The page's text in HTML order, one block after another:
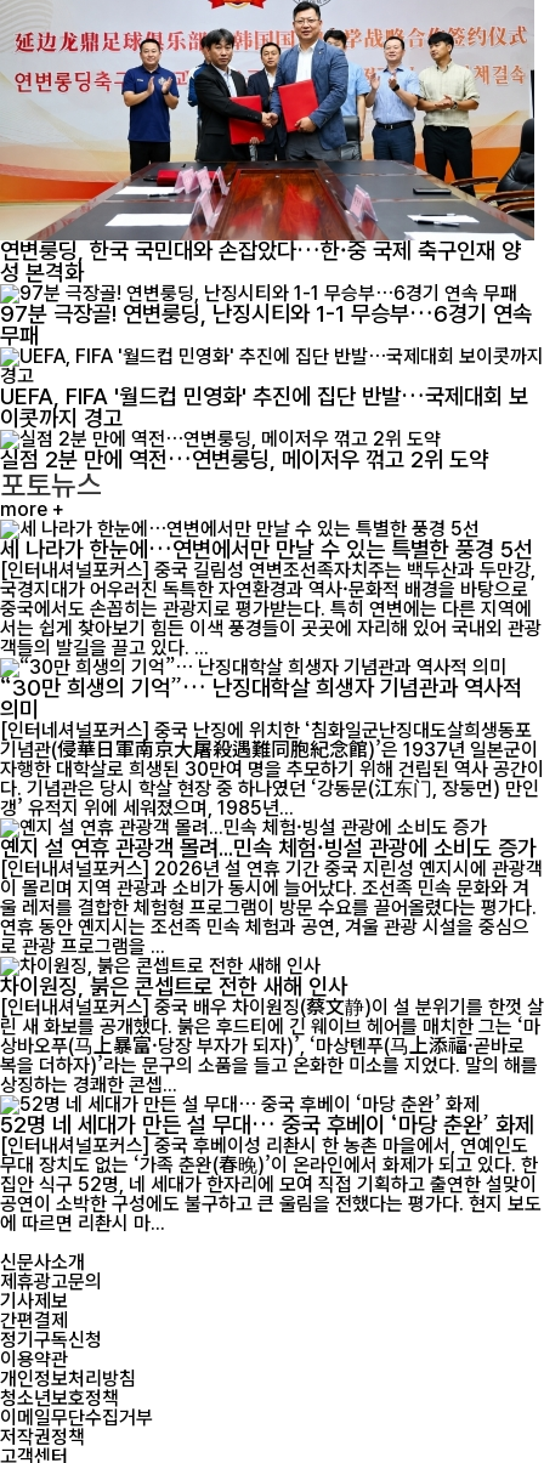
연변룽딩, 한국 국민대와 손잡았다…한·중 국제 축구인재 양
성 본격화
97분 극장골! 연변룽딩, 난징시티와 1-1 무승부…6경기 연속
무패
UEFA, FIFA '월드컵 민영화' 추진에 집단 반발…국제대회 보
이콧까지 경고
실점 2분 만에 역전…연변룽딩, 메이저우 꺾고 2위 도약
포토뉴스
more +
세 나라가 한눈에…연변에서만 만날 수 있는 특별한 풍경 5선
[인터내셔널포커스] 중국 길림성 연변조선족자치주는 백두산과 두만강,
국경지대가 어우러진 독특한 자연환경과 역사·문화적 배경을 바탕으로
중국에서도 손꼽히는 관광지로 평가받는다. 특히 연변에는 다른 지역에
서는 쉽게 찾아보기 힘든 이색 풍경들이 곳곳에 자리해 있어 국내외 관광
객들의 발길을 끌고 있다. ...
“30만 희생의 기억”… 난징대학살 희생자 기념관과 역사적
의미
[인터네셔널포커스] 중국 난징에 위치한 ‘침화일군난징대도살희생동포
기념관(侵華日軍南京大屠殺遇難同胞紀念館)’은 1937년 일본군이
자행한 대학살로 희생된 30만여 명을 추모하기 위해 건립된 역사 공간이
다. 기념관은 당시 학살 현장 중 하나였던 ‘강동문(江东门, 장둥먼) 만인
갱’ 유적지 위에 세워졌으며, 1985년...
옌지 설 연휴 관광객 몰려...민속 체험·빙설 관광에 소비도 증가
[인터내셔널포커스] 2026년 설 연휴 기간 중국 지린성 옌지시에 관광객
이 몰리며 지역 관광과 소비가 동시에 늘어났다. 조선족 민속 문화와 겨
울 레저를 결합한 체험형 프로그램이 방문 수요를 끌어올렸다는 평가다.
연휴 동안 옌지시는 조선족 민속 체험과 공연, 겨울 관광 시설을 중심으
로 관광 프로그램을 ...
차이원징, 붉은 콘셉트로 전한 새해 인사
[인터내셔널포커스] 중국 배우 차이원징(蔡文静)이 설 분위기를 한껏 살
린 새 화보를 공개했다. 붉은 후드티에 긴 웨이브 헤어를 매치한 그는 ‘마
상바오푸(马上暴富·당장 부자가 되자)’, ‘마상톈푸(马上添福·곧바로
복을 더하자)’라는 문구의 소품을 들고 온화한 미소를 지었다. 말의 해를
상징하는 경쾌한 콘셉...
52명 네 세대가 만든 설 무대… 중국 후베이 ‘마당 춘완’ 화제
[인터내셔널포커스] 중국 후베이성 리촨시 한 농촌 마을에서, 연예인도
무대 장치도 없는 ‘가족 춘완(春晚)’이 온라인에서 화제가 되고 있다. 한
집안 식구 52명, 네 세대가 한자리에 모여 직접 기획하고 출연한 설맞이
공연이 소박한 구성에도 불구하고 큰 울림을 전했다는 평가다. 현지 보도
에 따르면 리촨시 마...
신문사소개
제휴광고문의
기사제보
간편결제
정기구독신청
이용약관
개인정보처리방침
청소년보호정책
이메일무단수집거부
저작권정책
고객센터